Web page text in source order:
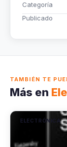
Categoría
Publicado
TAMBIÉN TE
Más en
ELECTRÓNICA